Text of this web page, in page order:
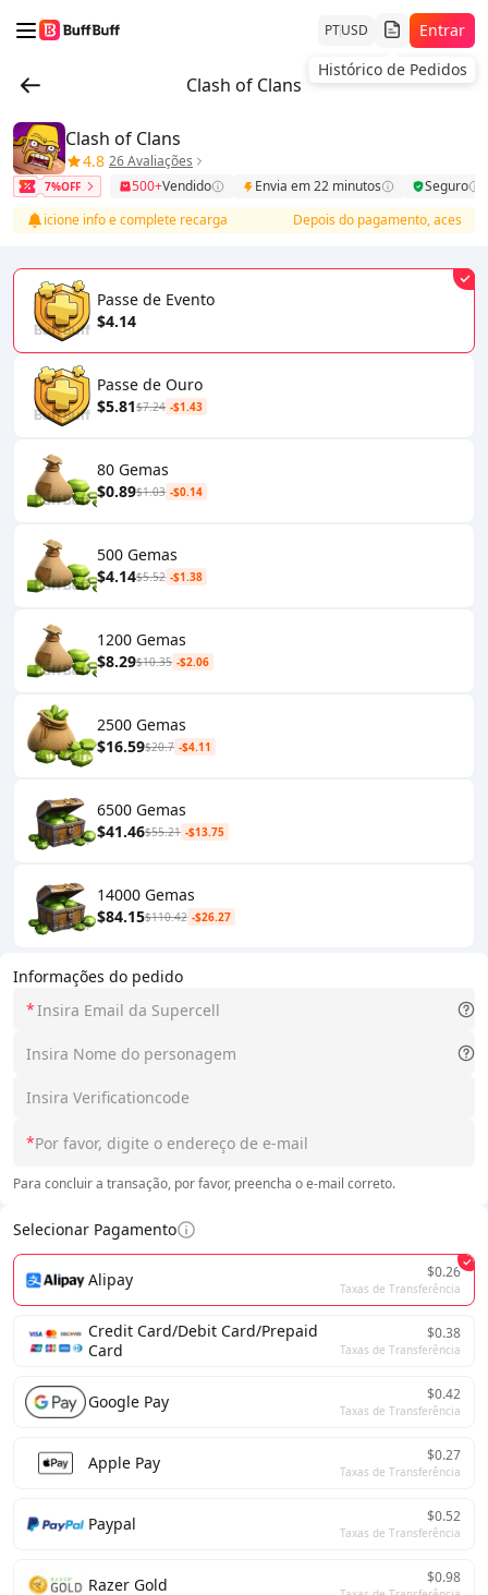
PTUSD Entrar
Clash of Clans
Informações do pedido
*
*
Para concluir a transação, por favor, preencha o e-mail correto.
Selecionar Pagamento
Alipay $0.26
Taxas de Transferência
Credit Card/Debit Card/Prepaid
Card
$0.38
Taxas de Transferência
Google Pay $0.42
Taxas de Transferência
Apple Pay $0.27
Taxas de Transferência
Paypal $0.52
Taxas de Transferência
Razer Gold $0.98
Clash of Clans
4.8 26 Avaliações
7%OFF 500+Vendido Envia em 22 minutos
Seguro
adicione info e complete recarga
Depois do pagamento, acesse
Passe de Evento
$4.14
Passe de Ouro
$5.81$7.24 -$1.43
80 Gemas
$0.89$1.03 -$0.14
500 Gemas
$4.14$5.52 -$1.38
1200 Gemas
$8.29$10.35 -$2.06
2500 Gemas
$16.59$20.7 -$4.11
6500 Gemas
$41.46$55.21 -$13.75
14000 Gemas
$84.15$110.42 -$26.27